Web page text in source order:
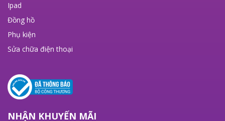
Ipad
Đồng hồ
Phụ kiện
Sửa chữa điện thoại
NHẬN KHUYẾN MÃI